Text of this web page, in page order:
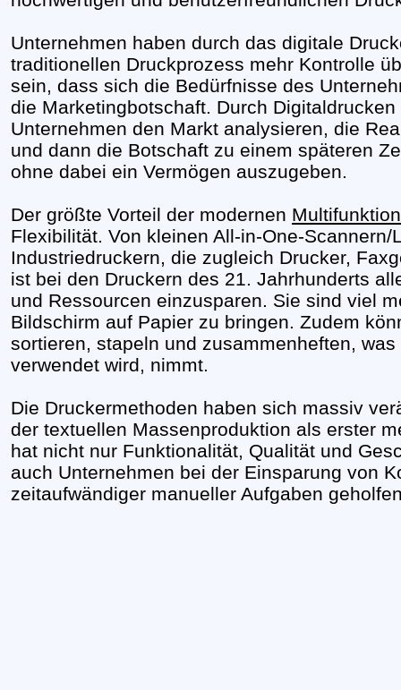
Unternehmen haben durch das digitale
traditionellen Druckprozess mehr Kontrolle
sein, dass sich die Bedürfnisse des
die Marketingbotschaft. Durch
Unternehmen den Markt analysieren, die
und dann die Botschaft zu einem späteren
ohne dabei ein Vermögen auszugeben.
Der größte Vorteil der modernen
Flexibilität. Von kleinen All-in-One-
Industriedruckern, die zugleich Drucker,
ist bei den Druckern des 21. Jahrhunderts
und Ressourcen einzusparen. Sie sind viel
Bildschirm auf Papier zu bringen. Zudem
sortieren, stapeln und zusammenheften,
verwendet wird, nimmt.
Die Druckermethoden haben sich massiv
der textuellen Massenproduktion als erster
hat nicht nur Funktionalität, Qualität und
auch Unternehmen bei der Einsparung von
zeitaufwändiger manueller Aufgaben